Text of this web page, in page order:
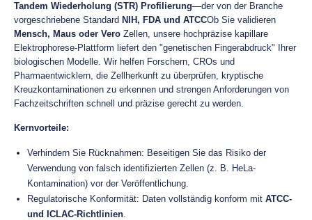
Tandem Wiederholung (STR) Profilierung—der von der Branche
vorgeschriebene Standard NIH, FDA und ATCCOb Sie validieren
Mensch, Maus oder Vero Zellen, unsere hochpräzise kapillare
Elektrophorese-Plattform liefert den "genetischen Fingerabdruck" Ihrer
biologischen Modelle. Wir helfen Forschern, CROs und
Pharmaentwicklern, die Zellherkunft zu überprüfen, kryptische
Kreuzkontaminationen zu erkennen und strengen Anforderungen von
Fachzeitschriften schnell und präzise gerecht zu werden.
Kernvorteile:
Verhindern Sie Rücknahmen: Beseitigen Sie das Risiko der
Verwendung von falsch identifizierten Zellen (z. B. HeLa-
Kontamination) vor der Veröffentlichung.
Regulatorische Konformität: Daten vollständig konform mit ATCC-
und ICLAC-Richtlinien.